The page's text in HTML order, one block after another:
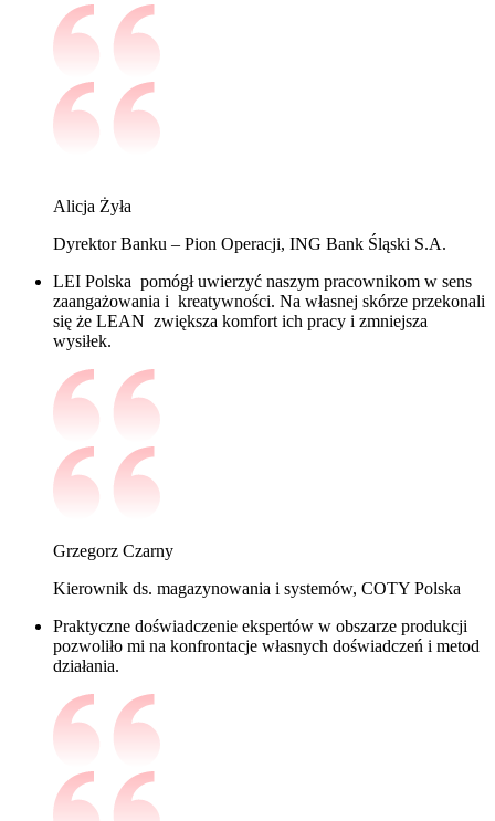
Alicja Żyła
Dyrektor Banku – Pion Operacji, ING Bank Śląski S.A.
LEI Polska pomógł uwierzyć naszym pracownikom w sens
zaangażowania i kreatywności. Na własnej skórze przekonali
się że LEAN zwiększa komfort ich pracy i zmniejsza
wysiłek.
Grzegorz Czarny
Kierownik ds. magazynowania i systemów, COTY Polska
Praktyczne doświadczenie ekspertów w obszarze produkcji
pozwoliło mi na konfrontacje własnych doświadczeń i metod
działania.